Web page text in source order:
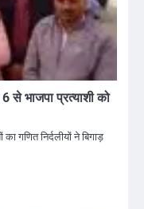
से भाजपा प्रत्याशी को
गणित निर्दलीयों ने बिगाड़